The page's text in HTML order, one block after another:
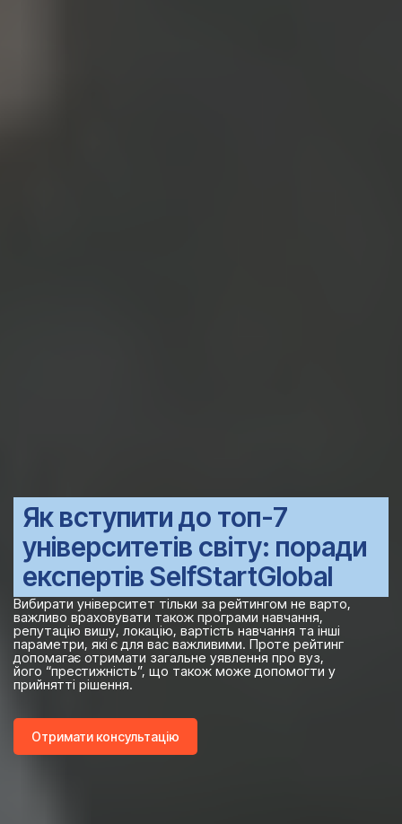
Як вступити до топ-7
університетів світу: поради
експертів SelfStartGlobal
Вибирати університет тільки за рейтингом не варто,
важливо враховувати також програми навчання,
репутацію вишу, локацію, вартість навчання та інші
параметри, які є для вас важливими. Проте рейтинг
допомагає отримати загальне уявлення про вуз,
його “престижність”, що також може допомогти у
прийнятті рішення.
Отримати консультацію